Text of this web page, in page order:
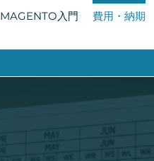
MAGENTO入門 費用・納期